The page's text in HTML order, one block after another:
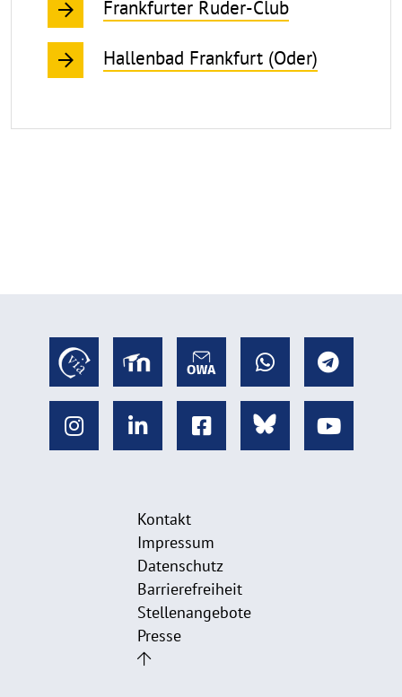
Frankfurter Ruder-Club
Hallenbad Frankfurt (Oder)
Kontakt
Impressum
Datenschutz
Barrierefreiheit
Stellenangebote
Presse